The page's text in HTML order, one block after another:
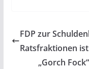
FDP zur
Ratsfraktionen
„Gorch